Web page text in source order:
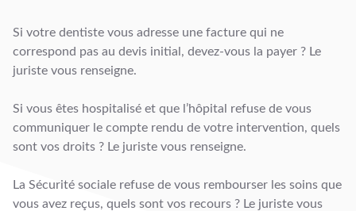
Si votre dentiste vous adresse une facture qui ne
correspond pas au devis initial, devez-vous la payer ? Le
juriste vous renseigne.
Si vous êtes hospitalisé et que l’hôpital refuse de vous
communiquer le compte rendu de votre intervention, quels
sont vos droits ? Le juriste vous renseigne.
La Sécurité sociale refuse de vous rembourser les soins que
vous avez reçus, quels sont vos recours ? Le juriste vous